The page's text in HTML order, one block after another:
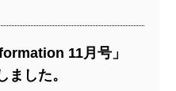
11月号」
ました。